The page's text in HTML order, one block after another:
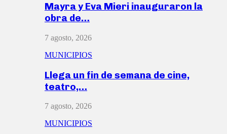
Mayra y Eva Mieri inauguraron la
obra de…
7 agosto, 2026
MUNICIPIOS
Llega un fin de semana de cine,
teatro,…
7 agosto, 2026
MUNICIPIOS